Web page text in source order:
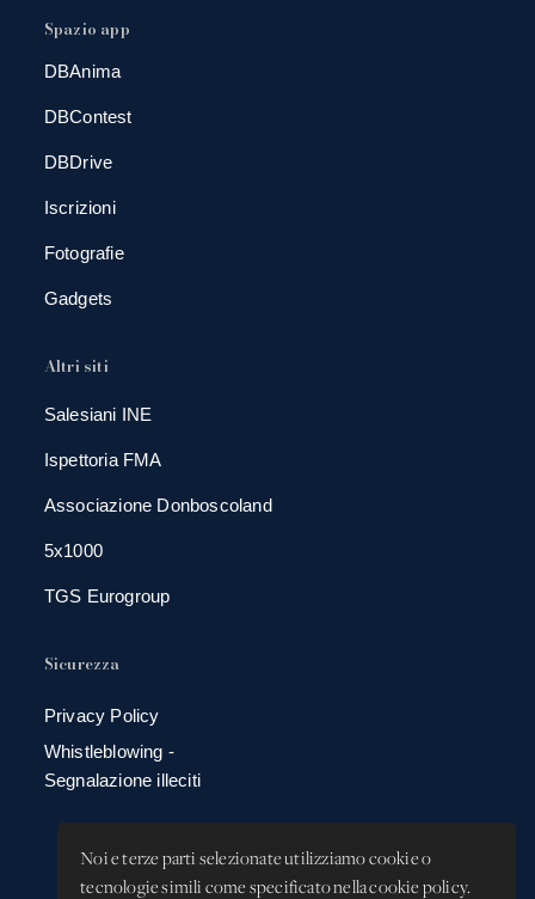
Noi e terze parti selezionate utilizziamo cookie o
tecnologie simili come specificato nella cookie policy.
Spazio app
DBAnima
DBContest
DBDrive
Iscrizioni
Fotografie
Gadgets
Altri siti
Salesiani INE
Ispettoria FMA
Associazione Donboscoland
5x1000
TGS Eurogroup
Sicurezza
Privacy Policy
Whistleblowing -
Segnalazione illeciti